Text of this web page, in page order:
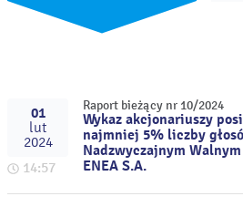
01
lut
2024
14:57
Raport bieżący nr 10/2024
Wykaz akcjonariuszy
najmniej 5% liczby
Nadzwyczajnym
ENEA S.A.